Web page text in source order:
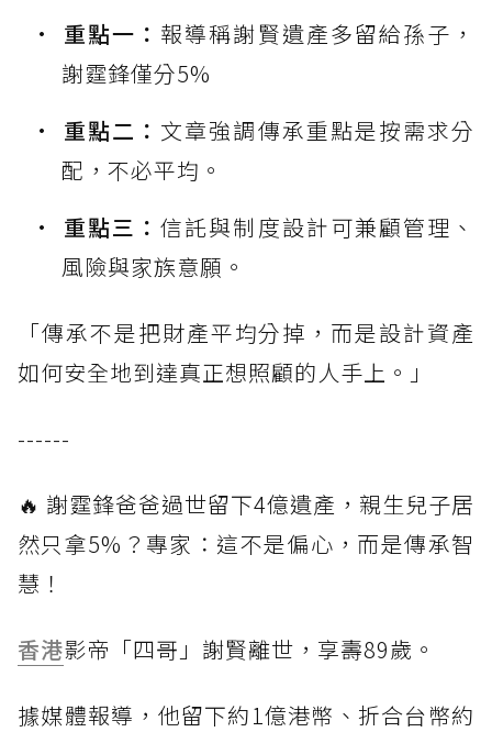
重點一： 報導稱謝賢遺產多留給孫子，
謝霆鋒僅分5%
重點二： 文章強調傳承重點是按需求分
配，不必平均。
重點三：信託與制度設計可兼顧管理、
風險與家族意願。
「傳承不是把財產平均分掉，而是設計資產
如何安全地到達真正想照顧的人手上。」
------
🔥 謝霆鋒爸爸過世留下4億遺產，親生兒子居
然只拿5%？專家：這不是偏心，而是傳承智
慧！
香港影帝「四哥」謝賢離世，享壽89歲。
據媒體報導，他留下約1億港幣、折合台幣約